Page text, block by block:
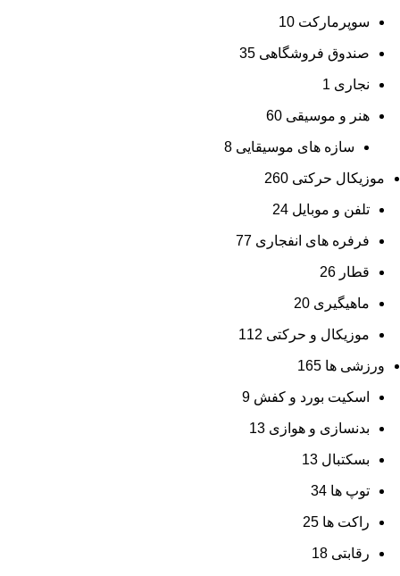
سوپرمارکت 10
صندوق فروشگاهی 35
نجاری 1
هنر و موسیقی 60
سازه های موسیقایی 8
موزیکال حرکتی 260
تلفن و موبایل 24
فرفره های انفجاری 77
قطار 26
ماهیگیری 20
موزیکال و حرکتی 112
ورزشی ها 165
اسکیت بورد و کفش 9
بدنسازی و هوازی 13
بسکتبال 13
توپ ها 34
راکت ها 25
رقابتی 18